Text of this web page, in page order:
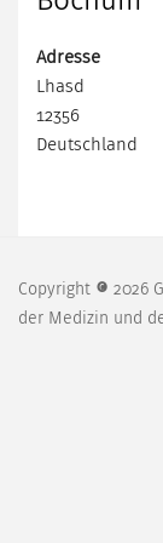
Adresse
Lhasd
12356
Deutschland
Copyright © 2026
der Medizin und